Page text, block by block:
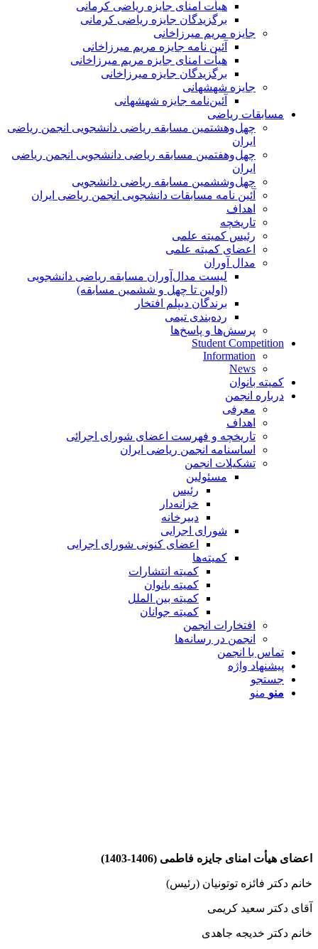
هیأت امنای جایزه ریاضی کرمانی
برگزیدگان جایزه ریاضی کرمانی
جایزه مریم میرزاخانی
آئین نامه جایزه مریم میرزاخانی
هیأت امنای جایزه مریم میرزاخانی
برگزیدگان جایزه میرزاخانی
جایزه شهشهانی
آئین‌نامه جایزه شهشهانی
مسابقات ریاضی
چهل‌و‌هشتمین مسابقه ریاضی دانشجویی انجمن ریاضی
ایران
چهل‌و‌هفتمین مسابقه ریاضی دانشجویی انجمن ریاضی
ایران
چهل‌و‌ششمین مسابقه ریاضی دانشجویی
آئین نامه مسابقات دانشجویی انجمن ریاضی ایران
اهداف
تاریخچه
رئیس کمیته علمی
اعضای کمیته علمی
مدال آوران
لیست مدال‌آوران مسابقه ریاضی دانشجویی
(اولین تا چهل‌ و ششمین مسابقه)
برندگان دیپلم افتخار
رده‌بندی تیمی
پرسش‌ها و پاسخ‌ها
Student Competition
Information
News
کمیته بانوان
درباره انجمن
معرفی
اهداف
تاریخچه و فهرست اعضای شورای اجرائی
اساسنامه انجمن ریاضی ایران
تشکیلات انجمن
مسئولین
رئیس
خزانه‌دار
دبیرخانه
شورای اجرایی
اعضای کنونی شورای اجرایی
کمیته‌ها
کمیته انتشارات
کمیته بانوان
کمیته بین الملل
کمیته جوانان
افتخارات انجمن
انجمن در رسانه‌ها
تماس با انجمن
پیشنهاد واژه
جستجو
منو منو
اعضای هیأت امنای جایزه فاطمی (1406-1403)
خانم دکتر فائزه توتونیان (رئیس)
آقای دکتر سعید کریمی
خانم دکتر خدیجه جاهدی